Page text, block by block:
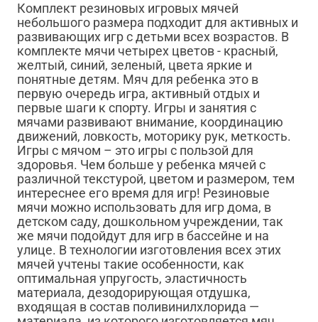
Комплект резиновых игровых мячей
небольшого размера подходит для активных и
развивающих игр с детьми всех возрастов. В
комплекте мячи четырех цветов - красный,
желтый, синий, зеленый, цвета яркие и
понятные детям. Мяч для ребенка это в
первую очередь игра, активный отдых и
первые шаги к спорту. Игры и занятия с
мячами развивают внимание, координацию
движений, ловкость, моторику рук, меткость.
Игры с мячом – это игры с пользой для
здоровья. Чем больше у ребенка мячей с
различной текстурой, цветом и размером, тем
интереснее его время для игр! Резиновые
мячи можно использовать для игр дома, в
детском саду, дошкольном учреждении, так
же мячи подойдут для игр в бассейне и на
улице. В технологии изготовления всех этих
мячей учтены такие особенности, как
оптимальная упругость, эластичность
материала, дезодорирующая отдушка,
входящая в состав поливинилхлорида —